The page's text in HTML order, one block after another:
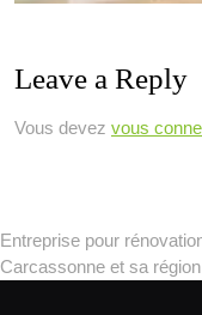
Leave a Reply
Vous devez vous
Entreprise pour
Carcassonne et sa